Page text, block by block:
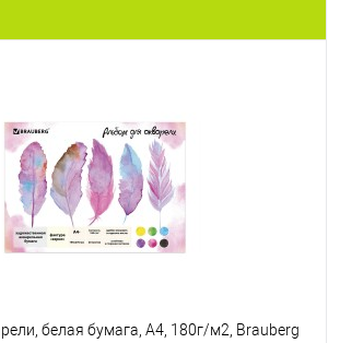
белая бумага, А4, 180г/м2, Brauberg